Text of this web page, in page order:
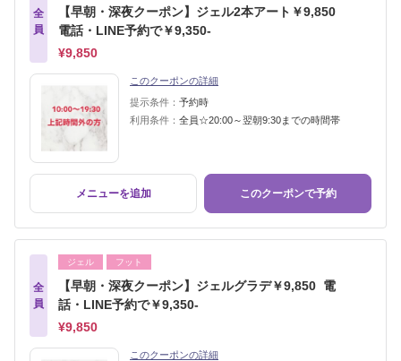
全
員
【早朝・深夜クーポン】ジェル2本アート￥9,850
電話・LINE予約で￥9,350-
¥9,850
このクーポンの詳細
提示条件： 予約時
利用条件： 全員☆20:00～翌朝9:30までの時間帯
メニューを追加 このクーポンで予約
全
員
ジェル フット
【早朝・深夜クーポン】ジェルグラデ￥9,850 電
話・LINE予約で￥9,350-
¥9,850
このクーポンの詳細